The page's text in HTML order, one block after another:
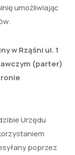
umożliwiając
w Rząśni ul. 1
(parter)
Urzędu
poprzez